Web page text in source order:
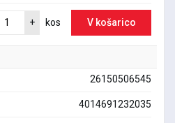
+ kos V košarico
26150506545
4014691232035